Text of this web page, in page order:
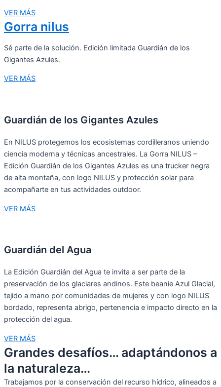
VER MÁS
Gorra nilus
Sé parte de la solución. Edición limitada Guardián de los
Gigantes Azules.
VER MÁS
Guardián de los Gigantes Azules
En NILUS protegemos los ecosistemas cordilleranos uniendo
ciencia moderna y técnicas ancestrales. La Gorra NILUS –
Edición Guardián de los Gigantes Azules es una trucker negra
de alta montaña, con logo NILUS y protección solar para
acompañarte en tus actividades outdoor.
VER MÁS
Guardián del Agua
La Edición Guardián del Agua te invita a ser parte de la
preservación de los glaciares andinos. Este beanie Azul Glacial,
tejido a mano por comunidades de mujeres y con logo NILUS
bordado, representa abrigo, pertenencia e impacto directo en la
protección del agua.
VER MÁS
Grandes desafíos… adaptándonos a
la naturaleza…
Trabajamos por la conservación del recurso hídrico, alineados a